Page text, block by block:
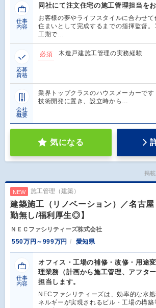
仕事
内容
同社にて注文住宅の施工管理担当をお
お客様の夢やライフスタイルに合わせ
住まいとして完成するまでの指揮監督
工期で…
応募
資格
必須 木造戸建施工管理の実務経験
会社
概要
業界トップクラスのハウスメーカーです
技術開発に置き、設立時から…
気になる
掲
NEW 施工管理（建築）
建築施工（リノベーション）／名古
勤無し/福利厚生◎】
ＮＥＣファシリティーズ株式会社
550万円～999万円
愛知県
仕事
内容
オフィス・工場の補修・改修・用途
理業務（計画から施工管理、アフタ
担当します。
NECファシリティーズは、効率的な水
ネルギーが実現されるビル・工場の構